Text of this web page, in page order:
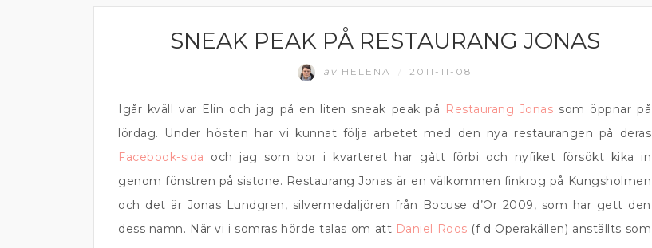
SNEAK PEAK PÅ RESTAURANG JONAS
av HELENA 2011-11-08
Igår kväll var Elin och jag på en liten sneak peak på Restaurang Jonas som öppnar på
lördag. Under hösten har vi kunnat följa arbetet med den nya restaurangen på deras
Facebook-sida och jag som bor i kvarteret har gått förbi och nyfiket försökt kika in
genom fönstren på sistone. Restaurang Jonas är en välkommen finkrog på Kungsholmen
och det är Jonas Lundgren, silvermedaljören från Bocuse d’Or 2009, som har gett den
dess namn. När vi i somras hörde talas om att Daniel Roos (f d Operakällen) anställts som